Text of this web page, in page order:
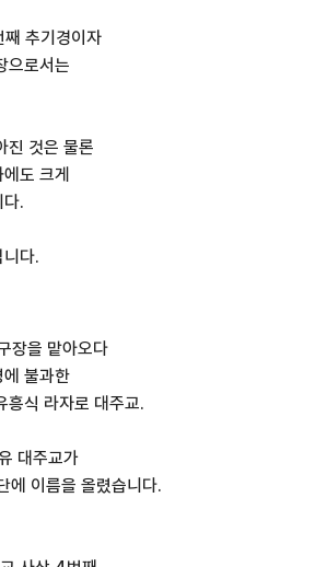
추기경이자
으로서는
진 것은 물론
도 크게
다.
다.
장을 맡아오다
불과한
흥식 라자로 대주교.
대주교가
에 이름을 올렸습니다.